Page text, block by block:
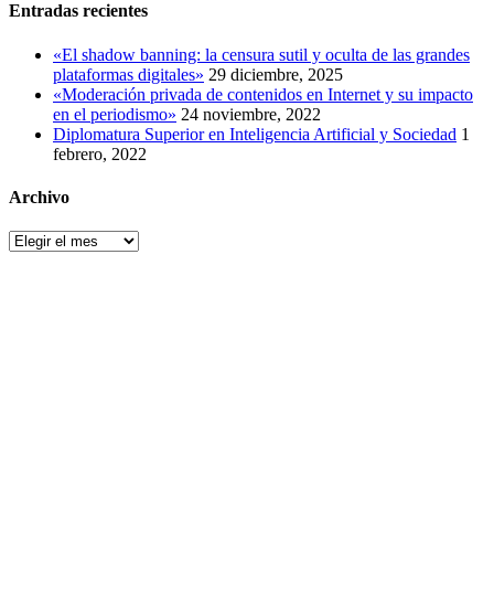
Entradas recientes
«El shadow banning: la censura sutil y oculta de las grandes
plataformas digitales» 29 diciembre, 2025
«Moderación privada de contenidos en Internet y su impacto
en el periodismo» 24 noviembre, 2022
Diplomatura Superior en Inteligencia Artificial y Sociedad 1
febrero, 2022
Archivo
Archivo